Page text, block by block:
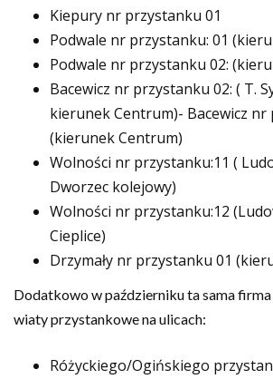
Kiepury nr przystanku 01
Podwale nr przystanku: 01
Podwale nr przystanku 02:
Bacewicz nr przystanku 02: ( T.
kierunek Centrum)- Bacewicz nr
(kierunek Centrum)
Wolności nr przystanku:11 (
Dworzec kolejowy)
Wolności nr przystanku:12
Cieplice)
Drzymały nr przystanku 01
Dodatkowo w październiku ta sama
wiaty przystankowe na ulicach:
Różyckiego/Ogińskiego